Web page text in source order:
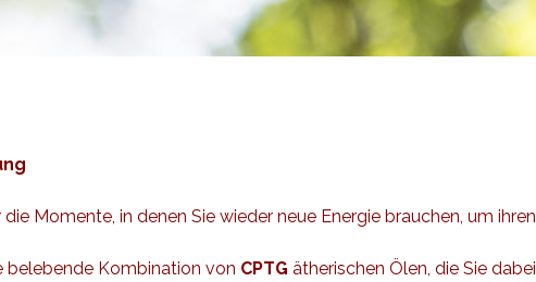
Momente, in denen Sie wieder neue Energie brauchen, um ihren
belebende Kombination von CPTG ätherischen Ölen, die Sie dabei